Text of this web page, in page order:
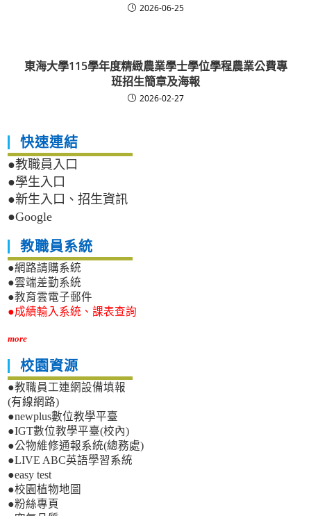
2026-06-25
東海大學115學年度精緻農業學士學位學程農業公費專
班招生簡章及海報
2026-02-27
快速連結
●教職員入口
●學生入口
●新生入口、招生資訊
●Google
教職員系統
●網路請購系統
●雲端差勤系統
●教育雲電子郵件
●成績輸入系統、課表查詢
more
校園資源
●教職員工連網設備填報
(有線網路)
●newplus數位教學平臺
●IGT數位教學平臺(校內)
●公物維修通報系統(總務處)
●LIVE ABC英語學習系統
●easy test
●校園植物地圖
●粉絲專頁